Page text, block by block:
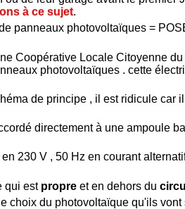
à ce sujet.
panneaux photovoltaïques =
Coopérative Locale Citoyenne
photovoltaïques . cette
de principe , il est ridicule car
directement à une ampoule
230 V , 50 Hz en courant
qui est propre et en dehors du
choix du photovoltaïque qu'ils